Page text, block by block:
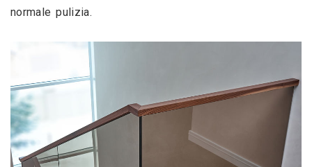
normale pulizia.